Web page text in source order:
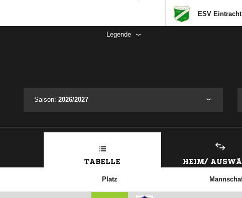
ESV
Legende
Saison: 2026/2027
TABELLE HEIM/
Platz